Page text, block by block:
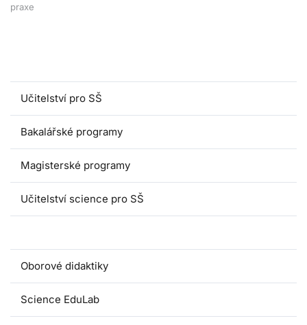
praxe
Učitelství pro SŠ
Bakalářské programy
Magisterské programy
Učitelství science pro SŠ
Oborové didaktiky
Science EduLab